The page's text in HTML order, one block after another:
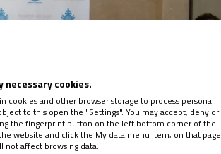
cookies.
cookies and other browser storage to process personal
to this open the "Settings". You may accept, deny or
the fingerprint button on the left bottom corner of the
website and click the My data menu item, on that page
not affect browsing data.